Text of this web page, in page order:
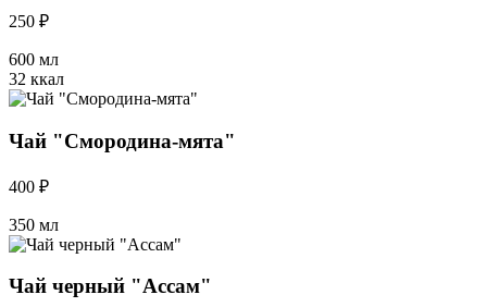
250 ₽
600 мл
32 ккал
Чай "Смородина-мята"
400 ₽
350 мл
Чай черный "Ассам"